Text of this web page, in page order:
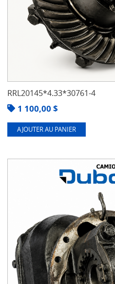
RRL20145*4.33*30761-4
1 100,00 $
AJOUTER AU PANIER